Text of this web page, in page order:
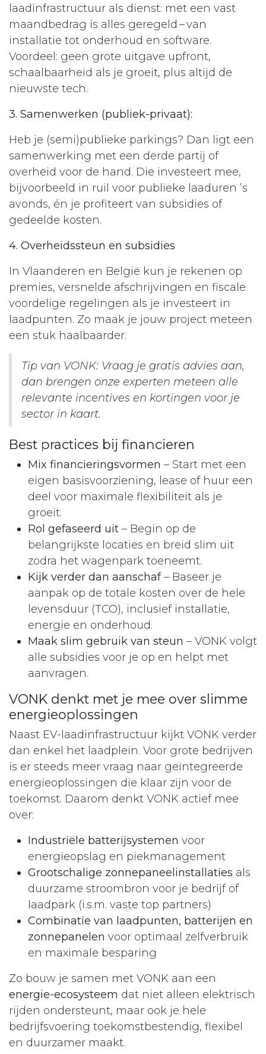
laadinfrastructuur als dienst: met een vast
maandbedrag is alles geregeld – van
installatie tot onderhoud en software.
Voordeel: geen grote uitgave upfront,
schaalbaarheid als je groeit, plus altijd de
nieuwste tech.
3. Samenwerken (publiek-privaat):
Heb je (semi)publieke parkings? Dan ligt een
samenwerking met een derde partij of
overheid voor de hand. Die investeert mee,
bijvoorbeeld in ruil voor publieke laaduren ’s
avonds, én je profiteert van subsidies of
gedeelde kosten.
4. Overheids­steun en subsidies
In Vlaanderen en België kun je rekenen op
premies, versnelde afschrijvingen en fiscale
voordelige regelingen als je investeert in
laadpunten. Zo maak je jouw project meteen
een stuk haalbaarder.
Tip van VONK: Vraag je gratis advies aan,
dan brengen onze experten meteen alle
relevante incentives en kortingen voor je
sector in kaart.
Best practices bij financieren
Mix financieringsvormen – Start met een
eigen basisvoorziening, lease of huur een
deel voor maximale flexibiliteit als je
groeit.
Rol gefaseerd uit – Begin op de
belangrijkste locaties en breid slim uit
zodra het wagenpark toeneemt.
Kijk verder dan aanschaf– Baseer je
aanpak op de totale kosten over de hele
levensduur (TCO), inclusief installatie,
energie en onderhoud.
Maak slim gebruik van steun – VONK volgt
alle subsidies voor je op en helpt met
aanvragen.
VONK denkt met je mee over slimme
energieoplossingen
Naast EV-laadinfrastructuur kijkt VONK verder
dan enkel het laadplein. Voor grote bedrijven
is er steeds meer vraag naar geïntegreerde
energieoplossingen die klaar zijn voor de
toekomst. Daarom denkt VONK actief mee
over:
Industriële batterijsystemen voor
energieopslag en piekmanagement
Grootschalige zonnepaneelinstallaties als
duurzame stroombron voor je bedrijf of
laadpark (i.s.m. vaste top partners)
Combinatie van laadpunten, batterijen en
zonnepanelen voor optimaal zelfverbruik
en maximale besparing
Zo bouw je samen met VONK aan een
energie-ecosysteem dat niet alleen elektrisch
rijden ondersteunt, maar ook je hele
bedrijfsvoering toekomstbestendig, flexibel
en duurzamer maakt.